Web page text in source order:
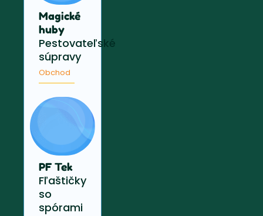
Magické
huby
Pestovateľské
súpravy
Obchod
PF Tek
Fľaštičky
so
spórami